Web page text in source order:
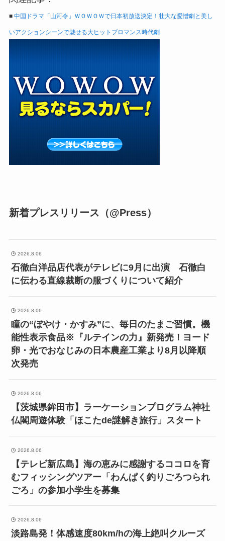
■ 中国ドラマ「山河令」ＷＯＷＯＷで日本初放送決定！壮大な愛憎劇と美し
いアクションシーンで魅せる大ヒットブロマンス時代劇
新着プレスリリース（@Press）
2026.8.06
石徹白洋品店代表がテレビに9月に出演 石徹白
に伝わる直線裁断の服づくりについて紹介
2026.8.06
瞳の“ぼやけ・かすみ”に、毎日のたまご習慣。機
能性表示食品※『ルテインの力』新発売！ヨード
卵・光でおなじみの日本農産工業より8月以降順
次発売
2026.8.06
【茨城県鉾田市】ラーケーションプログラム神社
仏閣周遊体験「ほこたde謎解き旅行」スタート
2026.8.06
【テレビ新広島】海の恵みに感謝するココロを育
むフィッシングツアー「わんぱく釣りごろつられ
ごろ」の参加小学生を募集
2026.8.06
淡路島発！体感速度80km/hの海上絶叫クルーズ